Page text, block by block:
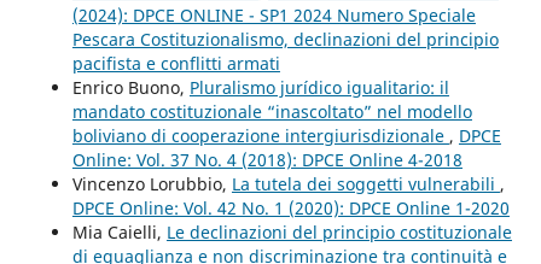
(2024): DPCE ONLINE - SP1 2024 Numero Speciale
Pescara Costituzionalismo, declinazioni del principio
pacifista e conflitti armati
Enrico Buono, Pluralismo jurídico igualitario: il
mandato costituzionale “inascoltato” nel modello
boliviano di cooperazione intergiurisdizionale , DPCE
Online: Vol. 37 No. 4 (2018): DPCE Online 4-2018
Vincenzo Lorubbio, La tutela dei soggetti vulnerabili ,
DPCE Online: Vol. 42 No. 1 (2020): DPCE Online 1-2020
Mia Caielli, Le declinazioni del principio costituzionale
di eguaglianza e non discriminazione tra continuità e